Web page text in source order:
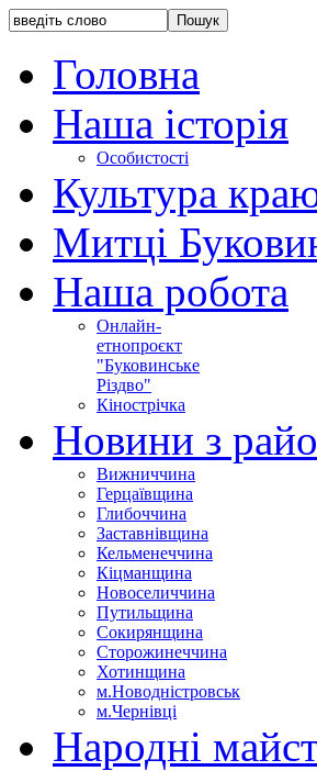
Головна
Наша історія
Особистості
Культура
Митці
Наша робота
Онлайн-
етнопроєкт
"Буковинське
Різдво"
Кінострічка
Новини з
Вижниччина
Герцаївщина
Глибоччина
Заставнівщина
Кельменеччина
Кіцманщина
Новоселиччина
Путильщина
Сокирянщина
Сторожинеччина
Хотинщина
м.Новодністровськ
м.Чернівці
Народні